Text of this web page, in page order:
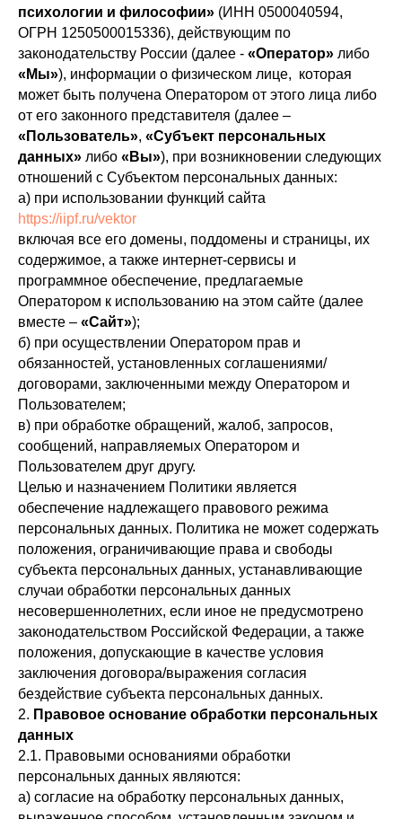
психологии и философии» (ИНН 0500040594,
ОГРН 1250500015336), действующим по
законодательству России (далее - «Оператор» либо
«Мы»), информации о физическом лице, которая
может быть получена Оператором от этого лица либо
от его законного представителя (далее –
«Пользователь», «Субъект персональных
данных» либо «Вы»), при возникновении следующих
отношений с Субъектом персональных данных:
а) при использовании функций сайта
https://iipf.ru/vektor
включая все его домены, поддомены и страницы, их
содержимое, а также интернет-сервисы и
программное обеспечение, предлагаемые
Оператором к использованию на этом сайте (далее
вместе – «Сайт»);
б) при осуществлении Оператором прав и
обязанностей, установленных соглашениями/
договорами, заключенными между Оператором и
Пользователем;
в) при обработке обращений, жалоб, запросов,
сообщений, направляемых Оператором и
Пользователем друг другу.
Целью и назначением Политики является
обеспечение надлежащего правового режима
персональных данных. Политика не может содержать
положения, ограничивающие права и свободы
субъекта персональных данных, устанавливающие
случаи обработки персональных данных
несовершеннолетних, если иное не предусмотрено
законодательством Российской Федерации, а также
положения, допускающие в качестве условия
заключения договора/выражения согласия
бездействие субъекта персональных данных.
2. Правовое основание обработки персональных
данных
2.1. Правовыми основаниями обработки
персональных данных являются:
а) согласие на обработку персональных данных,